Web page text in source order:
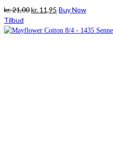
kr.21,00Den
pris
kr. 11,95 Den
pris
Buy Now
Tilbud